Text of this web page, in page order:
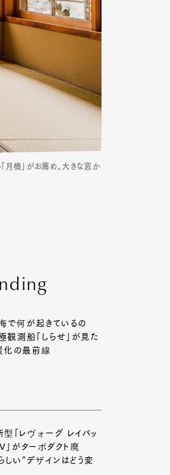
月橋」がお薦め。大きな窓か
で何が起きているの
観測船「しらせ」が見た
化の最前線
型「レヴォーグ レイバッ
」がターボダクト廃
しい”デザインはどう変